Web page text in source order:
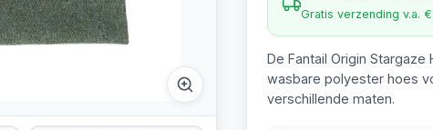
Gratis verzending v.a.
De Fantail Origin
wasbare polyester hoes
verschillende maten.